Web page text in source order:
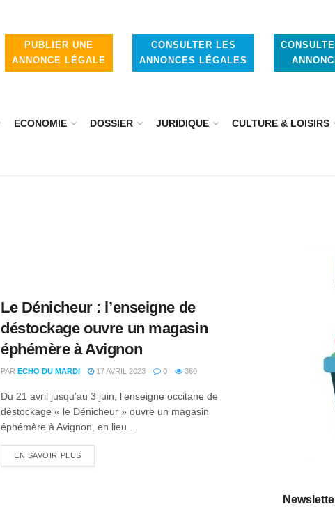
PUBLIER UNE
ANNONCE LÉGALE
CONSULTER LES
ANNONCES LÉGALES
ECONOMIE DOSSIER JURIDIQUE CULTURE & LOISIRS
Le Dénicheur : l’enseigne de
déstockage ouvre un magasin
éphémère à Avignon
PAR ECHO DU MARDI 17 AVRIL 2023 0 360
Du 21 avril jusqu’au 3 juin, l’enseigne occitane de
déstockage « le Dénicheur » ouvre un magasin
éphémère à Avignon, en lieu ...
EN SAVOIR PLUSDETAILS